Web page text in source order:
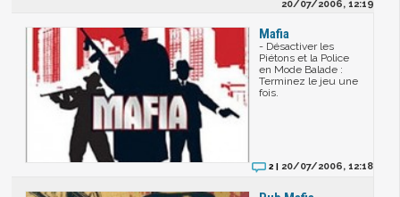
20/07/2006, 12:19
Mafia
- Désactiver les
Piétons et la Police
en Mode Balade :
Terminez le jeu une
fois.
2 |20/07/2006, 12:18